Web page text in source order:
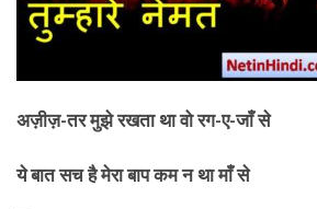
अज़ीज़-तर मुझे रखता था वो रग-ए-जाँ से
ये बात सच है मेरा बाप कम न था माँ से